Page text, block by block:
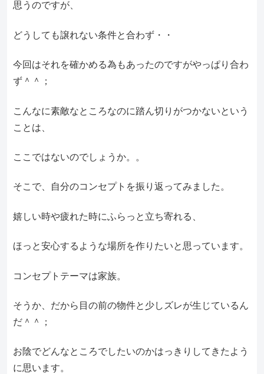
思うのですが、
どうしても譲れない条件と合わず・・
今回はそれを確かめる為もあったのですがやっぱり合わ
ず＾＾；
こんなに素敵なところなのに踏ん切りがつかないという
ことは、
ここではないのでしょうか。。
そこで、自分のコンセプトを振り返ってみました。
嬉しい時や疲れた時にふらっと立ち寄れる、
ほっと安心するような場所を作りたいと思っています。
コンセプトテーマは家族。
そうか、だから目の前の物件と少しズレが生じているん
だ＾＾；
お陰でどんなところでしたいのかはっきりしてきたよう
に思います。